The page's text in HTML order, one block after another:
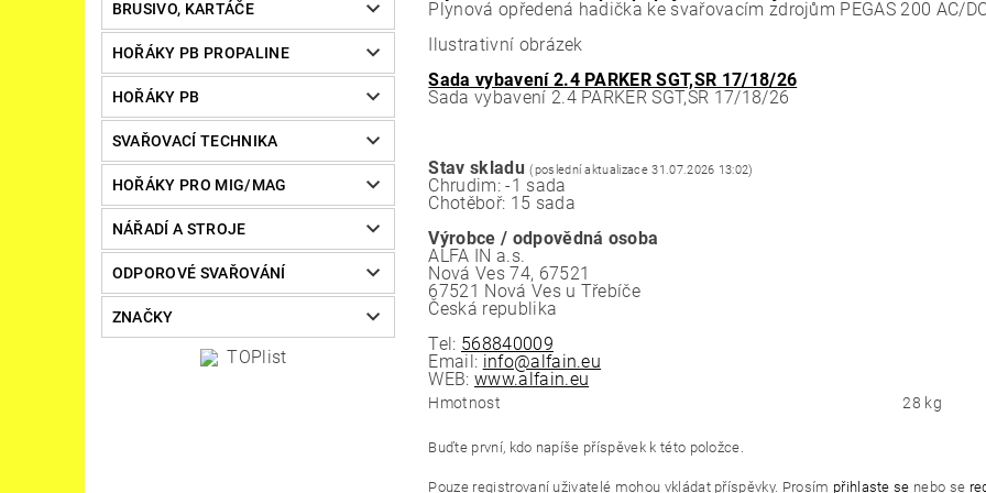
BRUSIVO, KARTÁČE
HOŘÁKY PB PROPALINE
HOŘÁKY PB
SVAŘOVACÍ TECHNIKA
HOŘÁKY PRO MIG/MAG
NÁŘADÍ A STROJE
ODPOROVÉ SVAŘOVÁNÍ
ZNAČKY
Plynová opředená hadička ke svařovacím zdrojům PEGAS 200 AC/
Ilustrativní obrázek
Sada vybavení 2.4 PARKER SGT,SR 17/18/26
Sada vybavení 2.4 PARKER SGT,SR 17/18/26
Stav skladu (poslední aktualizace 31.07.2026 13:02)
Chrudim: -1 sada
Chotěboř: 15 sada
Výrobce / odpovědná osoba
ALFA IN a.s.
Nová Ves 74, 67521
67521 Nová Ves u Třebíče
Česká republika
Tel: 568840009
Email: info@alfain.eu
WEB:www.alfain.eu
Hmotnost 28 kg
Buďte první, kdo napíše příspěvek k této položce.
Pouze registrovaní uživatelé mohou vkládat příspěvky. Prosím přihlaste se nebo se